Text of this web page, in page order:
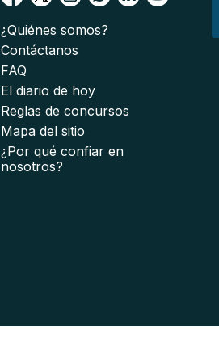
¿Quiénes somos?
Contáctanos
FAQ
El diario de hoy
Reglas de concursos
Mapa del sitio
¿Por qué confiar en
nosotros?